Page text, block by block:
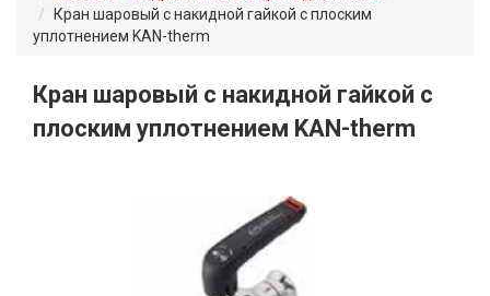
Кран шаровый с накидной гайкой с плоским
уплотнением KAN-therm
Кран шаровый с накидной гайкой с
плоским уплотнением KAN-therm